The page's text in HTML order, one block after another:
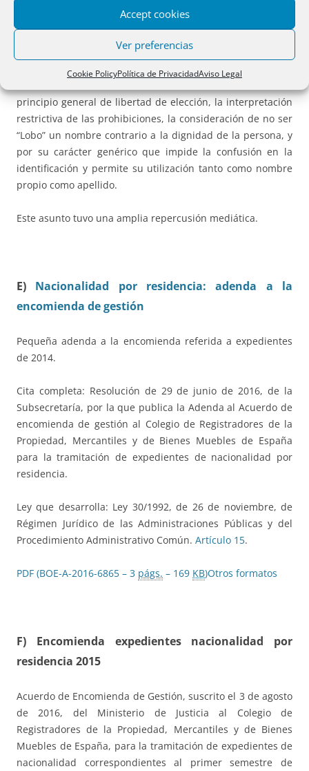
Accept cookies
Ver preferencias
Cookie PolicyPolítica de PrivacidadAviso Legal
principio general de libertad de elección, la interpretación
restrictiva de las prohibiciones, la consideración de no ser
“Lobo” un nombre contrario a la dignidad de la persona, y
por su carácter genérico que impide la confusión en la
identificación y permite su utilización tanto como nombre
propio como apellido.
Este asunto tuvo una amplia repercusión mediática.
E) Nacionalidad por residencia: adenda a la
encomienda de gestión
Pequeña adenda a la encomienda referida a expedientes
de 2014.
Cita completa: Resolución de 29 de junio de 2016, de la
Subsecretaría, por la que publica la Adenda al Acuerdo de
encomienda de gestión al Colegio de Registradores de la
Propiedad, Mercantiles y de Bienes Muebles de España
para la tramitación de expedientes de nacionalidad por
residencia.
Ley que desarrolla: Ley 30/1992, de 26 de noviembre, de
Régimen Jurídico de las Administraciones Públicas y del
Procedimiento Administrativo Común. Artículo 15.
PDF (BOE-A-2016-6865 – 3 págs. – 169 KB)Otros formatos
F) Encomienda expedientes nacionalidad por
residencia 2015
Acuerdo de Encomienda de Gestión, suscrito el 3 de agosto
de 2016, del Ministerio de Justicia al Colegio de
Registradores de la Propiedad, Mercantiles y de Bienes
Muebles de España, para la tramitación de expedientes de
nacionalidad correspondientes al primer semestre de